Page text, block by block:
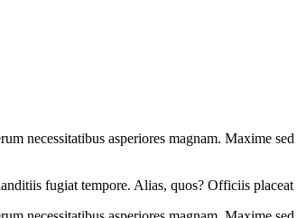
necessitatibus asperiores magnam. Maxime
fugiat tempore. Alias, quos? Officiis